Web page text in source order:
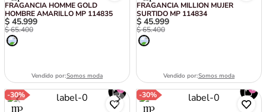
FRAGANCIA HOMME GOLD
HOMBRE AMARILLO MP 114835
$ 45.999
$65.400
Vendido por:Somos moda
FRAGANCIA MILLION MUJER
SURTIDO MP 114834
$ 45.999
$65.400
Vendido por:Somos moda
-30% -30%